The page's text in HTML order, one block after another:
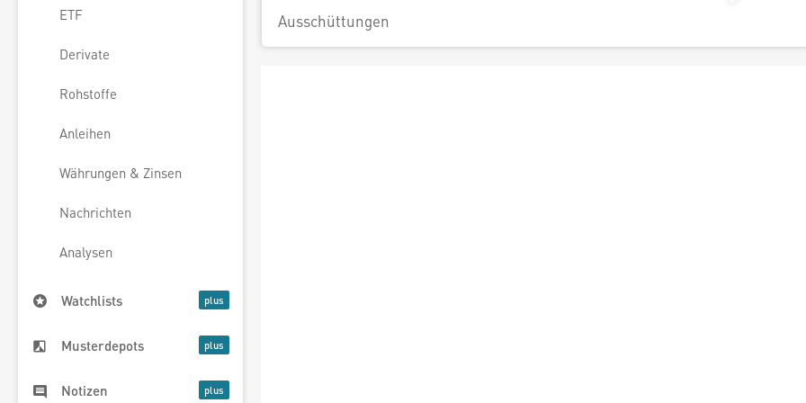
ETF
Derivate
Rohstoffe
Anleihen
Währungen & Zinsen
Nachrichten
Analysen
Watchlists
Musterdepots
Notizen
Ausschüttungen